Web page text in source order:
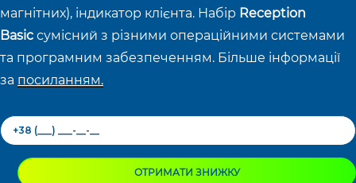
магнітних), індикатор клієнта. Набір Reception
Basic сумісний з різними операційними системами
та програмним забезпеченням. Більше інформації
за посиланням.
ОТРИМАТИ ЗНИЖКУ